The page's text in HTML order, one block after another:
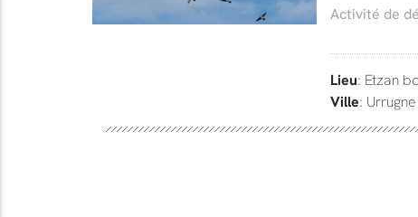
Activité de
Lieu: Etzan
Ville: Urrugne